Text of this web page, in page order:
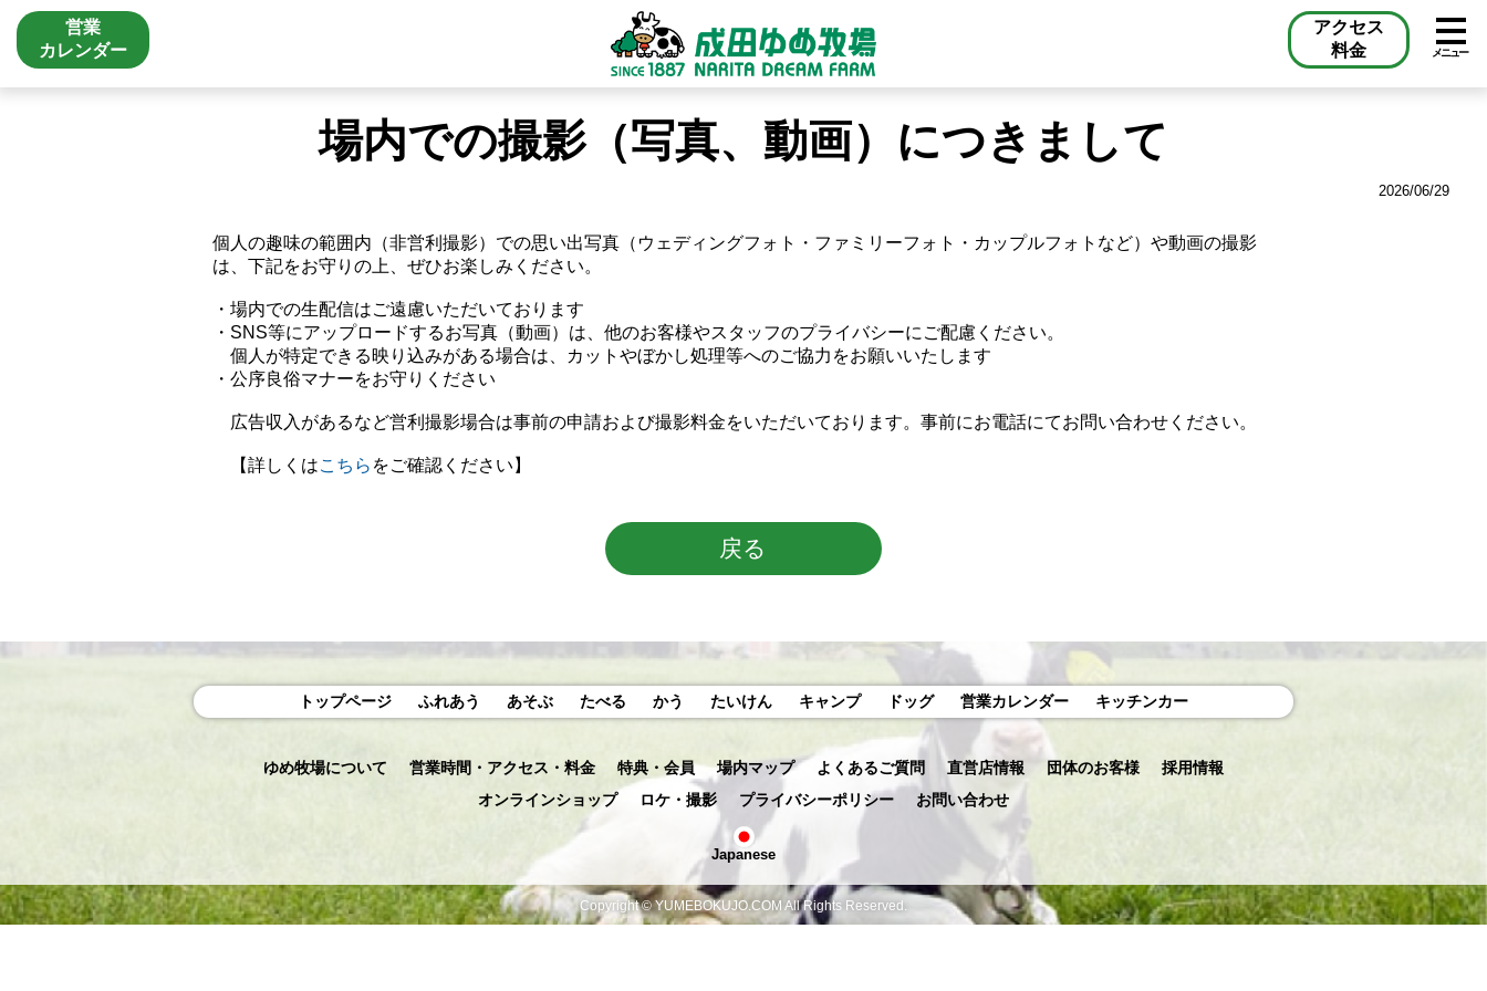
営業
カレンダー
アクセス
料金
メニュー
場内での撮影（写真、動画）につきまして
2026/06/29
個人の趣味の範囲内（非営利撮影）での思い出写真（ウェディングフォト・ファミリーフォト・カップルフォトなど）や動画の撮影
は、下記をお守りの上、ぜひお楽しみください。
・場内での生配信はご遠慮いただいております
・SNS等にアップロードするお写真（動画）は、他のお客様やスタッフのプライバシーにご配慮ください。
個人が特定できる映り込みがある場合は、カットやぼかし処理等へのご協力をお願いいたします
・公序良俗マナーをお守りください
広告収入があるなど営利撮影場合は事前の申請および撮影料金をいただいております。事前にお電話にてお問い合わせください。
【詳しくはこちら をご確認ください】
戻る
トップページ ふれあう あそぶ たべる かう たいけん キャンプ ドッグ 営業カレンダー キッチンカー
ゆめ牧場について 営業時間・アクセス・料金 特典・会員 場内マップ よくあるご質問 直営店情報 団体のお客様
採用情報
オンラインショップ
ロケ・撮影 プライバシーポリシー お問い合わせ
Japanese
Copyright © YUMEBOKUJO.COM All Rights Reserved.